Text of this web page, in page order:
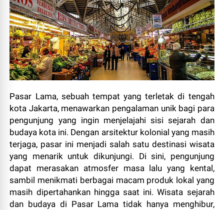
Pasar Lama, sebuah tempat yang terletak di tengah
kota Jakarta, menawarkan pengalaman unik bagi para
pengunjung yang ingin menjelajahi sisi sejarah dan
budaya kota ini. Dengan arsitektur kolonial yang masih
terjaga, pasar ini menjadi salah satu destinasi wisata
yang menarik untuk dikunjungi. Di sini, pengunjung
dapat merasakan atmosfer masa lalu yang kental,
sambil menikmati berbagai macam produk lokal yang
masih dipertahankan hingga saat ini. Wisata sejarah
dan budaya di Pasar Lama tidak hanya menghibur,